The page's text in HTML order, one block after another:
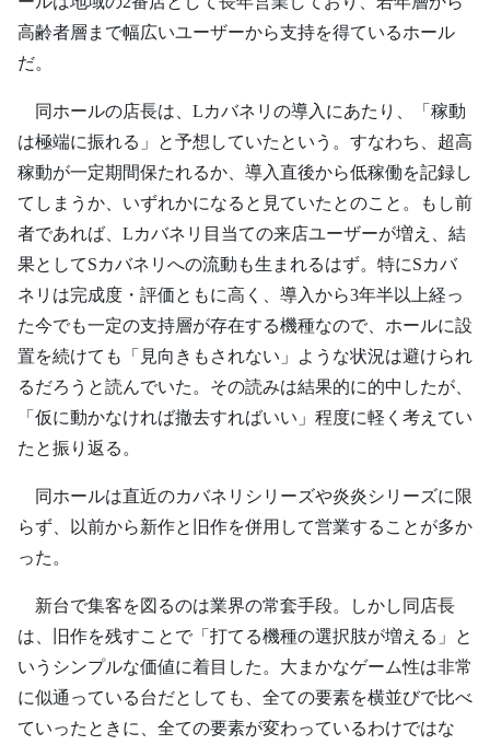
高齢者層まで幅広いユーザーから支持を得ているホール
だ。
同ホールの店長は、Lカバネリの導入にあたり、「稼動
は極端に振れる」と予想していたという。すなわち、超高
稼動が一定期間保たれるか、導入直後から低稼働を記録し
てしまうか、いずれかになると見ていたとのこと。もし前
者であれば、Lカバネリ目当ての来店ユーザーが増え、結
果としてSカバネリへの流動も生まれるはず。特にSカバ
ネリは完成度・評価ともに高く、導入から3年半以上経っ
た今でも一定の支持層が存在する機種なので、ホールに設
置を続けても「見向きもされない」ような状況は避けられ
るだろうと読んでいた。その読みは結果的に的中したが、
「仮に動かなければ撤去すればいい」程度に軽く考えてい
たと振り返る。
同ホールは直近のカバネリシリーズや炎炎シリーズに限
らず、以前から新作と旧作を併用して営業することが多か
った。
新台で集客を図るのは業界の常套手段。しかし同店長
は、旧作を残すことで「打てる機種の選択肢が増える」と
いうシンプルな価値に着目した。大まかなゲーム性は非常
に似通っている台だとしても、全ての要素を横並びで比べ
ていったときに、全ての要素が変わっているわけではな